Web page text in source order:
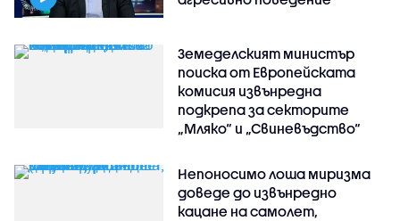
Земеделският министър
поиска от Европейската
комисия извънредна
подкрепа за секторите
„Мляко“ и „Свиневъдство“
Непоносимо лоша миризма
доведе до извънредно
кацане на самолет,